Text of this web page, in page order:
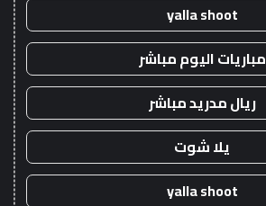
yalla shoot
مباريات اليوم مباشر
ريال مدريد مباشر
يلا شوت
yalla shoot